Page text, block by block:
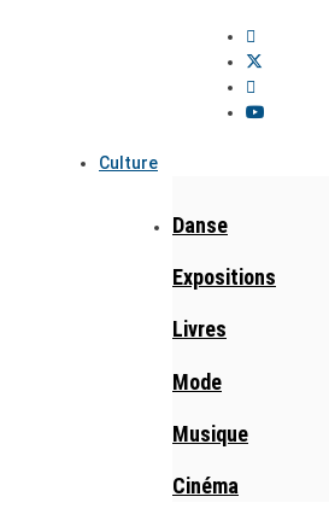
Culture
Danse
Expositions
Livres
Mode
Musique
Cinéma